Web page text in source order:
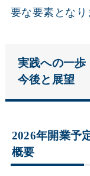
要な要素となり
実践への一歩
今後と展望
2026年開業予
概要